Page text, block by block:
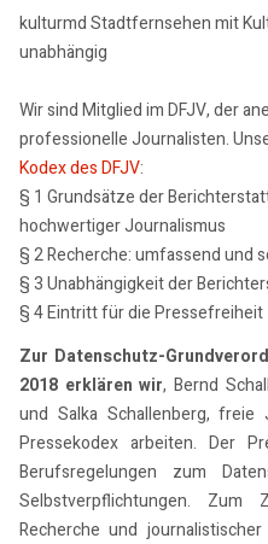
kulturmd Stadtfernsehen mit
unabhängig
Wir sind Mitglied im DFJV, der
professionelle Journalisten.
Kodex des DFJV:
§ 1 Grundsätze der
hochwertiger Journalismus
§ 2 Recherche: umfassend und
§ 3 Unabhängigkeit der
§ 4 Eintritt für die Pressefreiheit
Zur Datenschutz-
2018 erklären wir, Bernd
und Salka Schallenberg,
Pressekodex arbeiten. Der
Berufsregelungen zum
Selbstverpflichtungen. Zum
Recherche und